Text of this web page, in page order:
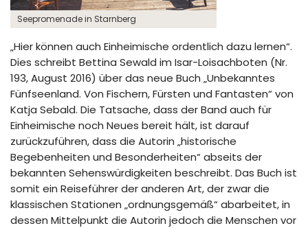
Seepromenade in Starnberg
„Hier können auch Einheimische ordentlich dazu lernen“.
Dies schreibt Bettina Sewald im Isar-Loisachboten (Nr.
193, August 2016) über das neue Buch „Unbekanntes
Fünfseenland. Von Fischern, Fürsten und Fantasten“ von
Katja Sebald. Die Tatsache, dass der Band auch für
Einheimische noch Neues bereit hält, ist darauf
zurückzuführen, dass die Autorin „historische
Begebenheiten und Besonderheiten“ abseits der
bekannten Sehenswürdigkeiten beschreibt. Das Buch ist
somit ein Reiseführer der anderen Art, der zwar die
klassischen Stationen „ordnungsgemäß“ abarbeitet, in
dessen Mittelpunkt die Autorin jedoch die Menschen vor